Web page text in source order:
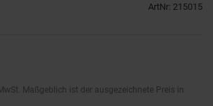
ArtNr: 215015
Maßgeblich ist der ausgezeichnete Preis in